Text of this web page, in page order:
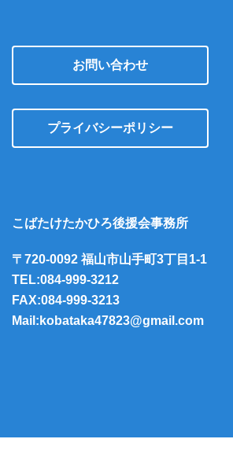
お問い合わせ
プライバシーポリシー
こばたけたかひろ後援会事務所
〒720-0092 福山市山手町3丁目1-1
TEL:084-999-3212
FAX:084-999-3213
Mail:kobataka47823@gmail.com